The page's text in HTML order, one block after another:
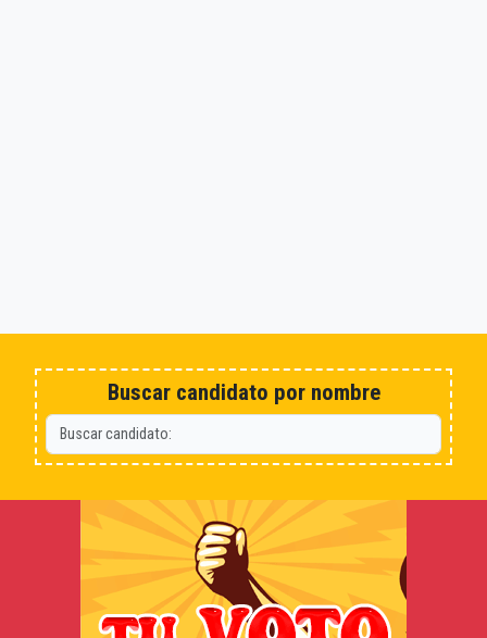
Buscar candidato por nombre